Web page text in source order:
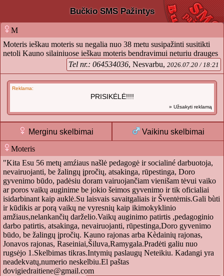
Bučkio SMS Pažintys
M
Moteris ieškau moteris su negalia nuo 38 metu susipažinti susitikti
netoli Kauno silainiuose ieškau moteris bendravimui neturiu drauges
Tel nr.: 064534036, Nesvarbu, 2026.07.20 / 18:21
Reklama:
PRISIKĖLĖ!!!!
» Užsakyti reklamą
Merginu skelbimai
Vaikinu skelbimai
Moteris
"Kita Esu 56 metų amźiaus našlė pedagogė ir socialiné darbuotoja,
nevairuojanti, be žalingų įpročių, atsakinga, rūpestinga, Doro
gyvenimo būdo, padėsiu doram vairuojančiam vienišam tėvui vaiko
ar poros vaikų auginime be jokio šeimos gyvenimo ir tik oficialiai
isidarbinant kaip auklė.Su laisvais savaitgaliais ir Šventėmis.Gali bùti
ir kūdikis ar porą vaikų ne vyresnių kaip ikimokyklinio
amžiaus,nelankančių darželio.Vaikų auginimo patirtis ,pedagoginio
darbo patirtis, atsakinga, nevairuojanti, rūpestinga,Doro gyvenimo
būdo, be žalingų įpročių. Kauno rajonas arba Kèdainių rajonas,
Jonavos rajonas, Raseiniai,Šiluva,Ramygala.Pradėti galiu nuo
rugsėjo 1.Skelbimas tikras.Intymių paslaugų Neteikiu. Kadangi yra
neadekvatų,numerio neskelbiu.El paštas
dovigiedraitiene@gmail.com